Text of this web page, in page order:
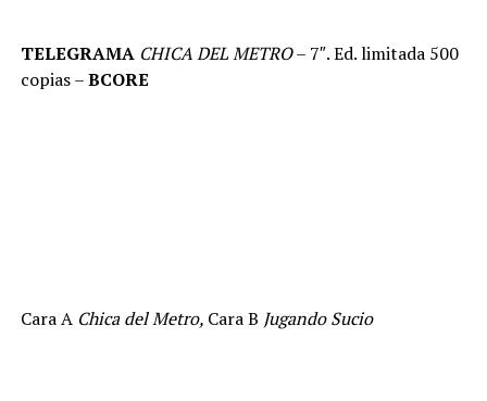
TELEGRAMA CHICA DEL METRO– 7″. Ed. limitada 500
copias –BCORE
Cara A Chica del Metro, Cara B Jugando Sucio